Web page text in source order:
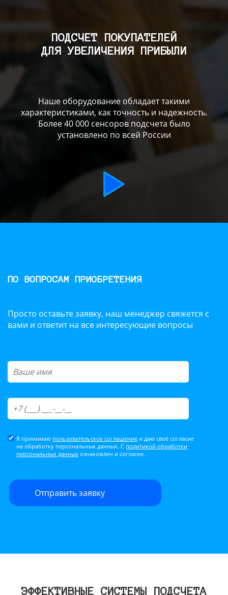
ПОДСЧЕТ ПОКУПАТЕЛЕЙ
ДЛЯ УВЕЛИЧЕНИЯ ПРИБЫЛИ
Наше оборудование обладает такими
характеристиками, как точность и надежность.
Более 40 000 сенсоров подсчета было
установлено по всей России
ПО ВОПРОСАМ ПРИОБРЕТЕНИЯ
Просто оставьте заявку, наш менеджер свяжется с
вами и ответит на все интересующие вопросы
Я принимаю пользовательское соглашение и даю своё согласие
на обработку персональных данных. С политикой обработки
персональных данных ознакомлен и согласен.
ЭФФЕКТИВНЫЕ СИСТЕМЫ ПОДСЧЕТА